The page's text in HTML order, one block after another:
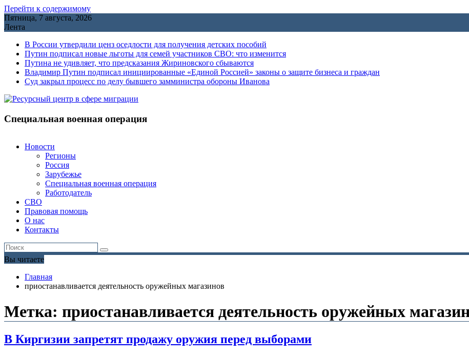
Перейти к содержимому
Пятница, 7 августа, 2026
Лента
В России утвердили ценз оседлости для получения детских пособий
Путин подписал новые льготы для семей участников СВО: что изменится
Путина не удивляет, что предсказания Жириновского сбываются
Владимир Путин подписал инициированные «Единой Россией» законы о защите бизнеса и граждан
Cуд закрыл процесс по делу бывшего замминистра обороны Иванова
Специальная военная операция
Новости
Регионы
Россия
Зарубежье
Специальная военная операция
Работодатель
СВО
Правовая помощь
О нас
Контакты
Вы читаете
Главная
приостанавливается деятельность оружейных магазинов
Метка: приостанавливается деятельность оружейных
В Киргизии запретят продажу оружия перед выборами